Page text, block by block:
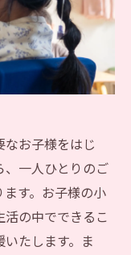
お子様をはじ
一人ひとりのご
す。お子様の小
の中でできるこ
たします。ま